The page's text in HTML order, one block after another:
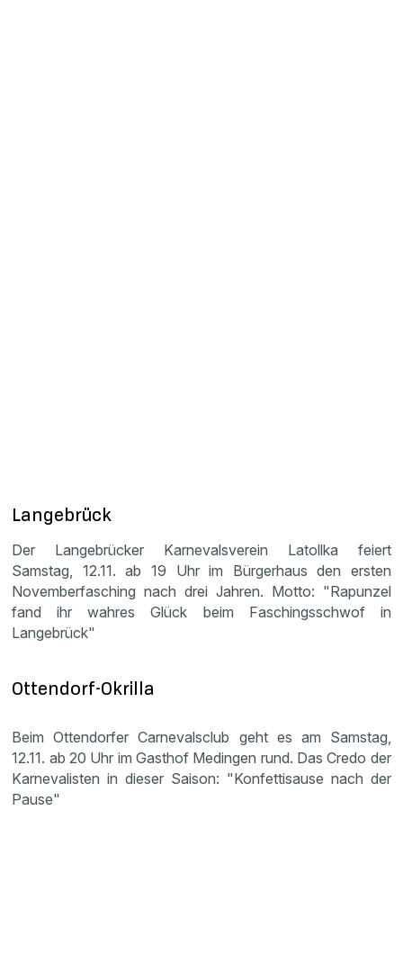
Langebrück
Der Langebrücker Karnevalsverein Latollka feiert
Samstag, 12.11. ab 19 Uhr im Bürgerhaus den ersten
Novemberfasching nach drei Jahren. Motto: "Rapunzel
fand ihr wahres Glück beim Faschingsschwof in
Langebrück"
Ottendorf-Okrilla
Beim Ottendorfer Carnevalsclub geht es am Samstag,
12.11. ab 20 Uhr im Gasthof Medingen rund. Das Credo der
Karnevalisten in dieser Saison: "Konfettisause nach der
Pause"